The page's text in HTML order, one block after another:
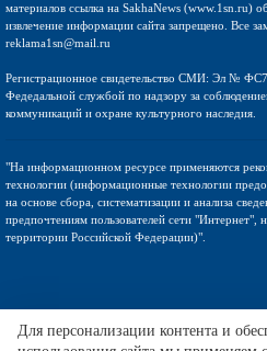
материалов ссылка на SakhaNews (www.1sn.ru)
извлечение информации сайта запрещено. Все
reklama1sn@mail.ru
Регистрационное свидетельство СМИ: Эл №
Федедальной службой по надзору за
коммуникаций и охране культурного наследия.
"На информационном ресурсе применяются
технологии (информационные технологии
на основе сбора, систематизации и анализа
предпочтениям пользователей сети "Интернет",
территории Российской Федерации)".
Для персонализации контента и